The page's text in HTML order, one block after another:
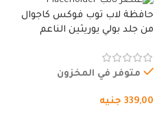
حافظة لاب توب فوكس كاجوال
من جلد بولي يوريثين الناعم
وسوستة.
متوفر في المخزون
339,00 جنيه